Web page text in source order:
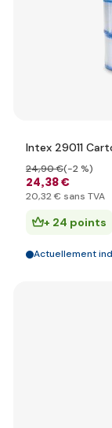
Intex 29011
24,38 €
24,90 €(-2 %)
20,32 € sans TVA
+ 24 points
Actuellement